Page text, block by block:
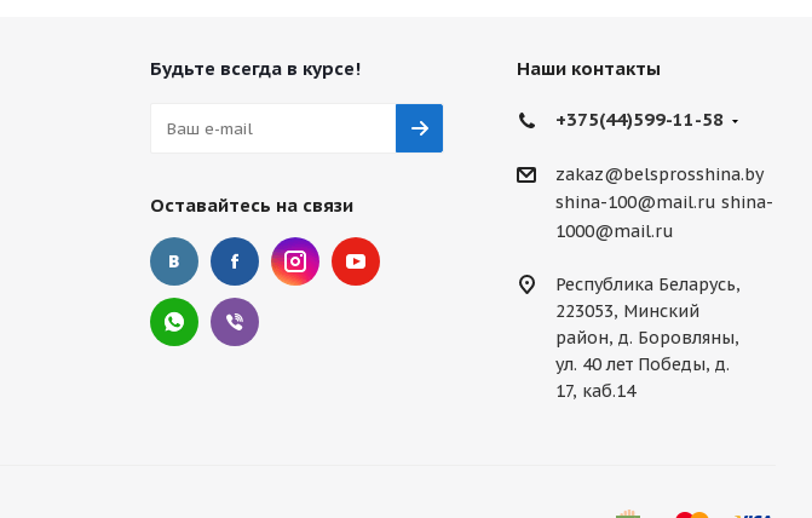
Будьте всегда в курсе!
Оставайтесь на связи
Наши контакты
+375(44)599-11-58
zakaz@belsprosshina.by
shina-100@mail.ru shina-
1000@mail.ru
Республика Беларусь,
223053, Минский
район, д. Боровляны,
ул. 40 лет Победы, д.
17, каб.14